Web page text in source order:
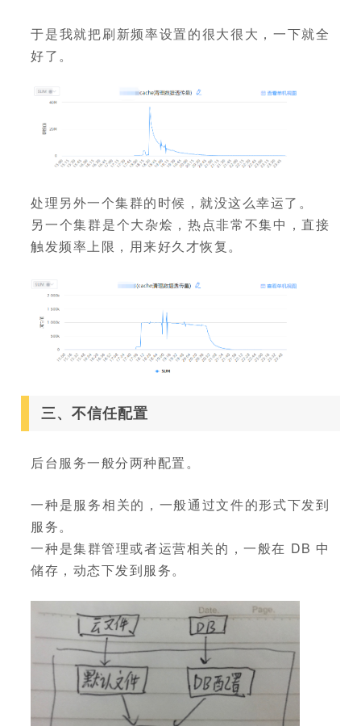
于是我就把刷新频率设置的很大很大，一下就全
好了。
处理另外一个集群的时候，就没这么幸运了。
另一个集群是个大杂烩，热点非常不集中，直接
触发频率上限，用来好久才恢复。
三、不信任配置
后台服务一般分两种配置。
一种是服务相关的，一般通过文件的形式下发到
服务。
一种是集群管理或者运营相关的，一般在 DB 中
储存，动态下发到服务。